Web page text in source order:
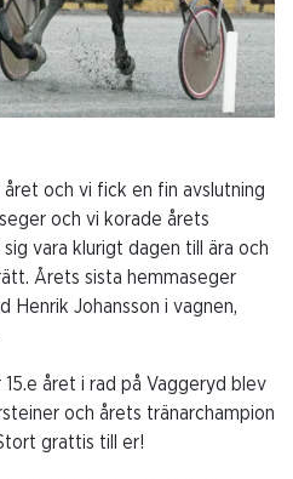
och vi fick en fin avslutning
och vi korade årets
vara klurigt dagen till ära och
Årets sista hemmaseger
Henrik Johansson i vagnen,
året i rad på Vaggeryd blev
och årets tränarchampion
grattis till er!